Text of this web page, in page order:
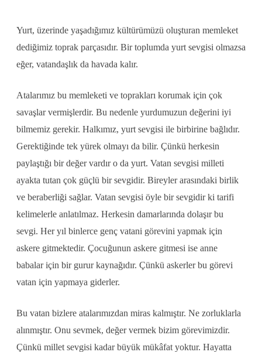
Yurt, üzerinde yaşadığımız kültürümüzü oluşturan memleket
dediğimiz toprak parçasıdır. Bir toplumda yurt sevgisi olmazsa
eğer, vatandaşlık da havada kalır.
Atalarımız bu memleketi ve toprakları korumak için çok
savaşlar vermişlerdir. Bu nedenle yurdumuzun değerini iyi
bilmemiz gerekir. Halkımız, yurt sevgisi ile birbirine bağlıdır.
Gerektiğinde tek yürek olmayı da bilir. Çünkü herkesin
paylaştığı bir değer vardır o da yurt. Vatan sevgisi milleti
ayakta tutan çok güçlü bir sevgidir. Bireyler arasındaki birlik
ve beraberliği sağlar. Vatan sevgisi öyle bir sevgidir ki tarifi
kelimelerle anlatılmaz. Herkesin damarlarında dolaşır bu
sevgi. Her yıl binlerce genç vatani görevini yapmak için
askere gitmektedir. Çocuğunun askere gitmesi ise anne
babalar için bir gurur kaynağıdır. Çünkü askerler bu görevi
vatan için yapmaya giderler.
Bu vatan bizlere atalarımızdan miras kalmıştır. Ne zorluklarla
alınmıştır. Onu sevmek, değer vermek bizim görevimizdir.
Çünkü millet sevgisi kadar büyük mükâfat yoktur. Hayatta